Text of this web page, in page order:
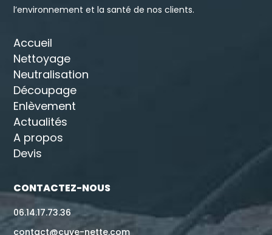
l’environnement et la santé de nos clients.
Accueil
Nettoyage
Neutralisation
Découpage
Enlèvement
Actualités
A propos
Devis
CONTACTEZ-NOUS
06.14.17.73.36
contact@cuve-nette.com